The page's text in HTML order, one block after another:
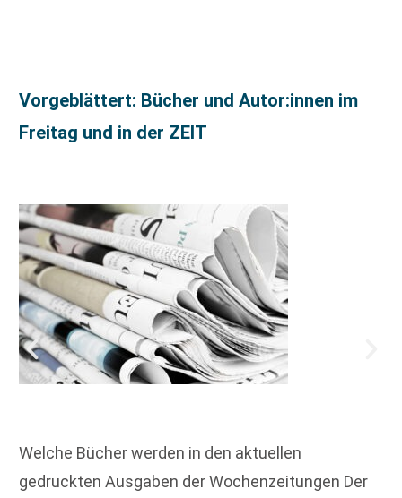
Vorgeblättert: Bücher und Autor:innen im
Freitag und in der ZEIT
Welche Bücher werden in den aktuellen
gedruckten Ausgaben der Wochenzeitungen Der